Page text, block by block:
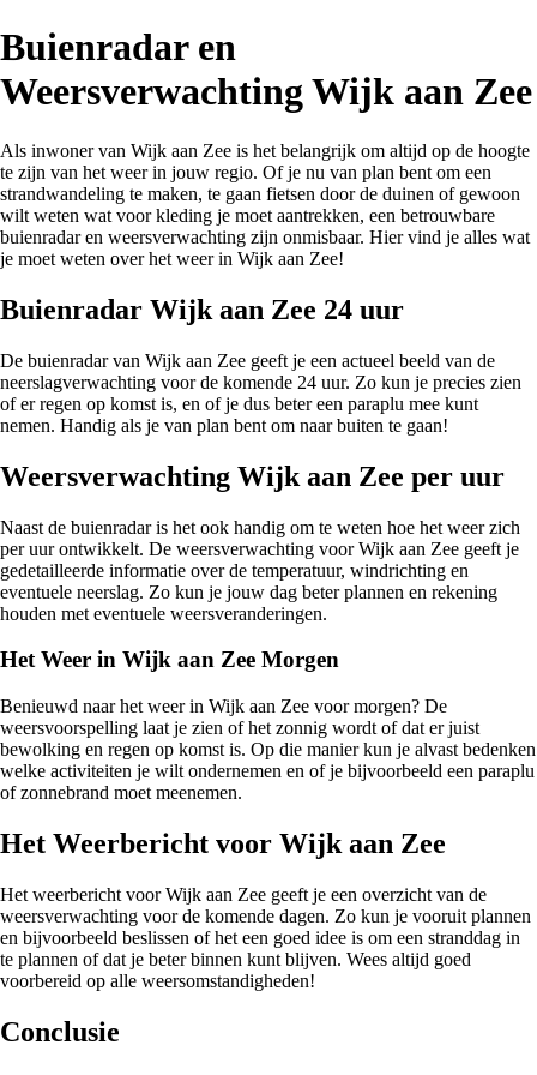
Buienradar en
Weersverwachting Wijk aan Zee
Als inwoner van Wijk aan Zee is het belangrijk om altijd op de hoogte
te zijn van het weer in jouw regio. Of je nu van plan bent om een
strandwandeling te maken, te gaan fietsen door de duinen of gewoon
wilt weten wat voor kleding je moet aantrekken, een betrouwbare
buienradar en weersverwachting zijn onmisbaar. Hier vind je alles wat
je moet weten over het weer in Wijk aan Zee!
Buienradar Wijk aan Zee 24 uur
De buienradar van Wijk aan Zee geeft je een actueel beeld van de
neerslagverwachting voor de komende 24 uur. Zo kun je precies zien
of er regen op komst is, en of je dus beter een paraplu mee kunt
nemen. Handig als je van plan bent om naar buiten te gaan!
Weersverwachting Wijk aan Zee per uur
Naast de buienradar is het ook handig om te weten hoe het weer zich
per uur ontwikkelt. De weersverwachting voor Wijk aan Zee geeft je
gedetailleerde informatie over de temperatuur, windrichting en
eventuele neerslag. Zo kun je jouw dag beter plannen en rekening
houden met eventuele weersveranderingen.
Het Weer in Wijk aan Zee Morgen
Benieuwd naar het weer in Wijk aan Zee voor morgen? De
weersvoorspelling laat je zien of het zonnig wordt of dat er juist
bewolking en regen op komst is. Op die manier kun je alvast bedenken
welke activiteiten je wilt ondernemen en of je bijvoorbeeld een paraplu
of zonnebrand moet meenemen.
Het Weerbericht voor Wijk aan Zee
Het weerbericht voor Wijk aan Zee geeft je een overzicht van de
weersverwachting voor de komende dagen. Zo kun je vooruit plannen
en bijvoorbeeld beslissen of het een goed idee is om een stranddag in
te plannen of dat je beter binnen kunt blijven. Wees altijd goed
voorbereid op alle weersomstandigheden!
Conclusie